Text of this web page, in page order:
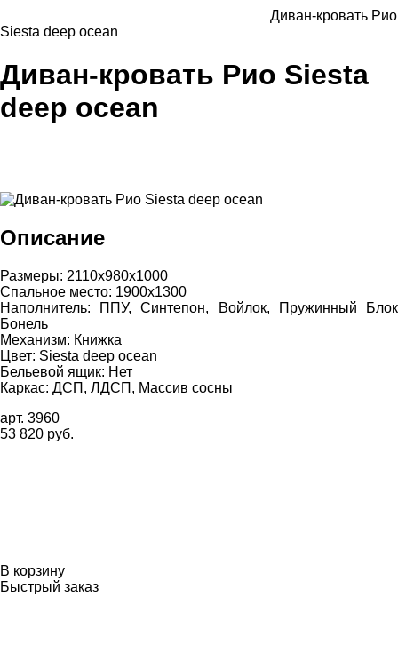
Диван-кровать Рио
Siesta deep ocean
Диван-кровать Рио Siesta
deep ocean
Описание
Размеры: 2110х980х1000
Спальное место: 1900х1300
Наполнитель: ППУ, Синтепон, Войлок, Пружинный Блок
Бонель
Механизм: Книжка
Цвет: Siesta deep ocean
Бельевой ящик: Нет
Каркас: ДСП, ЛДСП, Массив сосны
арт. 3960
53 820 руб.
В корзину
Быстрый заказ